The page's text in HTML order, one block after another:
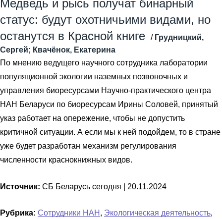
Медведь и рысь получат бинарный
статус: будут охотничьими видами, но
останутся в Красной книге
/ Грудницкий,
Сергей; Квачёнок, Екатерина
По мнению ведущего научного сотрудника лаборатории
популяционной экологии наземных позвоночных и
управления биоресурсами Научно-практического центра
НАН Беларуси по биоресурсам Ирины Соловей, принятый
указ работает на опережение, чтобы не допустить
критичной ситуации. А если мы к ней подойдем, то в стране
уже будет разработан механизм регулирования
численности краснокнижных видов.
Источник: СБ Беларусь сегодня | 20.11.2024
Рубрика: Сотрудники НАН , Экологическая деятельность,